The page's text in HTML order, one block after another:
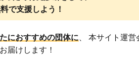
で支援しよう！
におすすめの団体に、 本サイト運営
届けします！